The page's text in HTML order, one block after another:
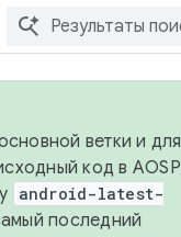
ветки и для
код в AOSP
android-latest-
последний